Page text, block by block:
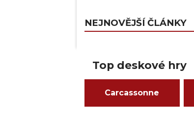
NEJNOVĚJŠÍ ČLÁNKY
Top deskové hry
Carcassonne